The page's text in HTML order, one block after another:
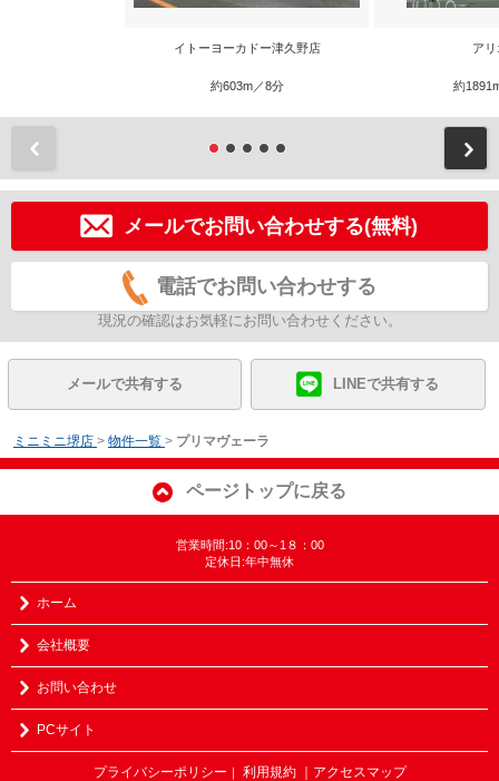
イトーヨーカドー津久野店
約603m／8分
ア
約
メールでお問い合わせする(無料)
電話でお問い合わせする
現況の確認はお気軽にお問い合わせください。
メールで共有する LINEで共有する
ミニミニ堺店 > 物件一覧 > プリマヴェーラ
ページトップに戻る
営業時間:10：00～1８：00
定休日:年中無休
ホーム
会社概要
お問い合わせ
PCサイト
プライバシーポリシー 利用規約 ｜アクセスマップ